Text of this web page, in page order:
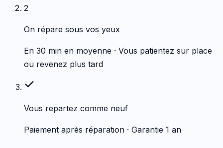
2
On répare sous vos yeux
En 30 min en moyenne · Vous patientez sur place
ou revenez plus tard
Vous repartez comme neuf
Paiement après réparation · Garantie 1 an